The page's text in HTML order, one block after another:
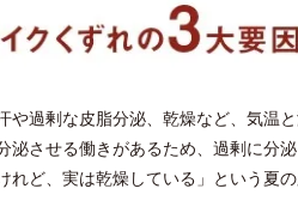
や過剰な皮脂分泌、乾燥など、気温
泌させる働きがあるため、過剰に分
れど、実は乾燥している」という夏